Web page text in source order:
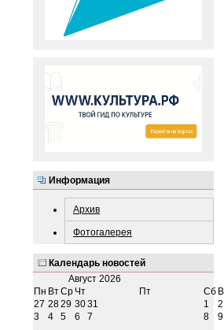
Информация
Архив
Фотогалерея
Календарь новостей
Август 2026
Пн ВтСр Чт Пт Сб
27 2829 3031 1
2
3
4 5 6
7
8 9